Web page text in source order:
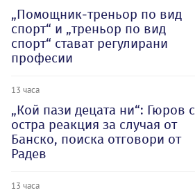
„Помощник-треньор по вид
спорт“ и „треньор по вид
спорт“ стават регулирани
професии
13 часа
„Кой пази децата ни“: Гюров с
остра реакция за случая от
Банско, поиска отговори от
Радев
13 часа